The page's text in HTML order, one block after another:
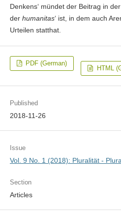
Denkens‘ mündet der Beitrag in
der humanitas‘ ist, in dem auch
Urteilen statthat.
PDF (German)
HTML
Published
2018-11-26
Issue
Vol. 9 No. 1 (2018): Pluralität -
Section
Articles